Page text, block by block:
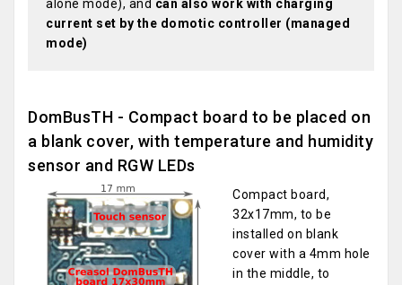
alone mode), and can also work with charging
current set by the domotic controller (managed
mode)
DomBusTH - Compact board to be placed on
a blank cover, with temperature and humidity
sensor and RGW LEDs
Compact board,
32x17mm, to be
installed on blank
cover with a 4mm hole
in the middle, to